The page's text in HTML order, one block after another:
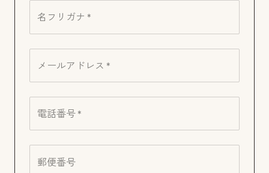
名フリガナ *
メールアドレス *
電話番号 *
郵便番号